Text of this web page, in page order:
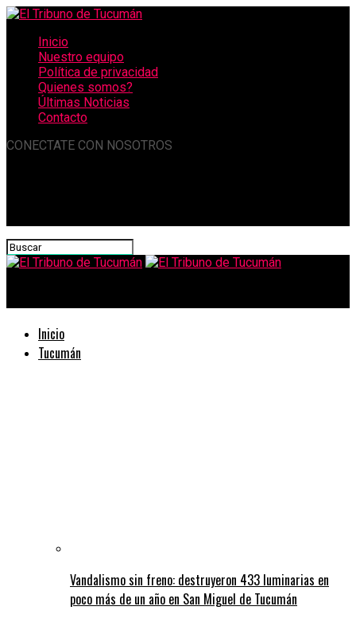
Inicio
Nuestro equipo
Política de privacidad
Quienes somos?
Últimas Noticias
Contacto
CONECTATE CON NOSOTROS
Inicio
Tucumán
Vandalismo sin freno: destruyeron 433 luminarias en
poco más de un año en San Miguel de Tucumán